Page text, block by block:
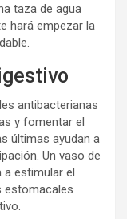
taza de agua
hará empezar la
antibacterianas
y fomentar el
últimas ayudan a
Un vaso de
a estimular el
estomacales